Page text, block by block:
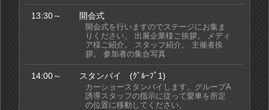
13:30～ 開会式
開会式を行いますのでステージにお集ま
りください。 出展企業様ご挨拶。 メディ
ア様ご紹介。 スタッフ紹介。 主催者挨
拶。 参加者の集合写真
14:00～ スタンバイ (ｸﾞﾙｰﾌﾟ1)
カーショースタンバイします。グループA
誘導スタッフの指示に従って愛車を所定
の位置に移動してください。